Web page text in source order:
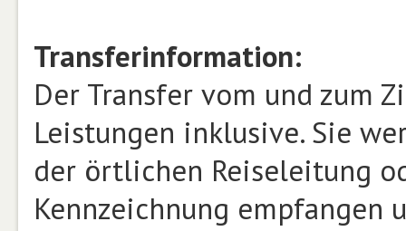
Transferinformation:
Der Transfer vom und zum
Leistungen inklusive. Sie
der örtlichen Reiseleitung
Kennzeichnung